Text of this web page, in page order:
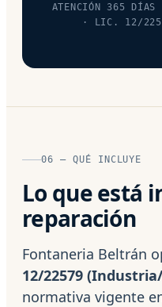
ATENCIÓN 365 DÍAS
· LIC. 12/
06 — QUÉ INCLUYE
Lo que está
reparación
Fontaneria Beltrán
12/22579
normativa vigente